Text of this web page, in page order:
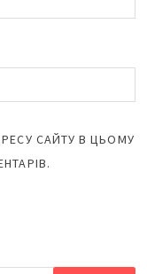
САЙТУ В ЦЬОМУ